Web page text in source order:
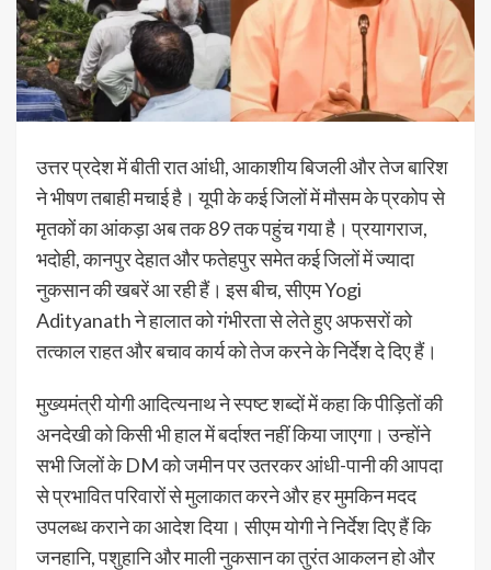
उत्तर प्रदेश में बीती रात आंधी, आकाशीय बिजली और तेज बारिश
ने भीषण तबाही मचाई है। यूपी के कई जिलों में मौसम के प्रकोप से
मृतकों का आंकड़ा अब तक 89 तक पहुंच गया है। प्रयागराज,
भदोही, कानपुर देहात और फतेहपुर समेत कई जिलों में ज्यादा
नुकसान की खबरें आ रही हैं। इस बीच, सीएम Yogi
Adityanath ने हालात को गंभीरता से लेते हुए अफसरों को
तत्काल राहत और बचाव कार्य को तेज करने के निर्देश दे दिए हैं।
मुख्यमंत्री योगी आदित्यनाथ ने स्पष्ट शब्दों में कहा कि पीड़ितों की
अनदेखी को किसी भी हाल में बर्दाश्त नहीं किया जाएगा। उन्होंने
सभी जिलों के DM को जमीन पर उतरकर आंधी-पानी की आपदा
से प्रभावित परिवारों से मुलाकात करने और हर मुमकिन मदद
उपलब्ध कराने का आदेश दिया। सीएम योगी ने निर्देश दिए हैं कि
जनहानि, पशुहानि और माली नुकसान का तुरंत आकलन हो और